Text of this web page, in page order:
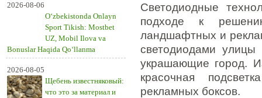
2026-08-06
O‘zbekistonda Onlayn
Sport Tikish: Mostbet
UZ, Mobil Ilova va
Bonuslar Haqida Qo‘llanma
2026-08-05
Щебень известняковый:
что это за материал и
Светодиодные
подходе к
ландшафтных и
светодиодами
украшающие город.
красочная
рекламных боксов.